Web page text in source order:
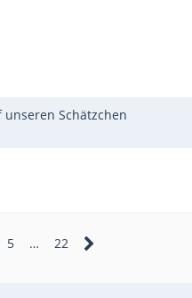
Schätzchen
5 … 22